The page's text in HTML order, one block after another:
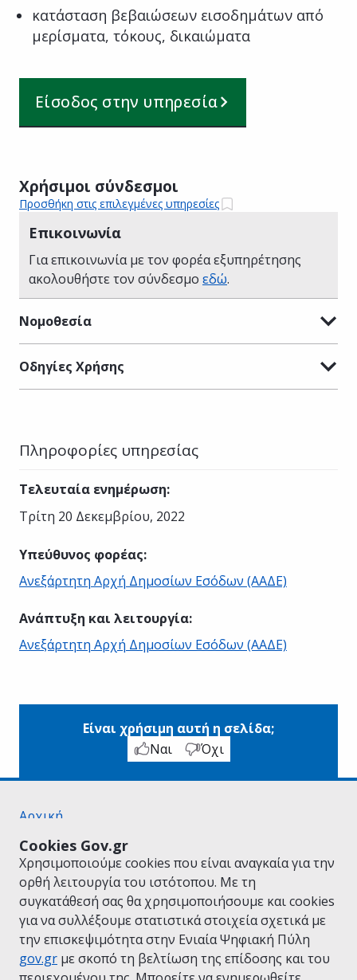
Cookies Gov.gr
Χρησιμοποιούμε cookies που είναι αναγκαία για την
ορθή λειτουργία του ιστότοπου. Με τη
συγκατάθεσή σας θα χρησιμοποιήσουμε και cookies
για να συλλέξουμε στατιστικά στοιχεία σχετικά με
την επισκεψιμότητα στην Ενιαία Ψηφιακή Πύλη
gov.gr με σκοπό τη βελτίωση της επίδοσης και του
κατάσταση βεβαιώσεων εισοδημάτων από
μερίσματα, τόκους, δικαιώματα
Είσοδος στην υπηρεσία
Χρήσιμοι σύνδεσμοι
Προσθήκη στις επιλεγμένες υπηρεσίες
Επικοινωνία
Για επικοινωνία με τον φορέα εξυπηρέτησης
ακολουθήστε τον σύνδεσμο εδώ.
Νομοθεσία
Οδηγίες Χρήσης
Πληροφορίες υπηρεσίας
Τελευταία ενημέρωση:
Τρίτη 20 Δεκεμβρίου, 2022
Υπεύθυνος φορέας:
Ανεξάρτητη Αρχή Δημοσίων Εσόδων (ΑΑΔΕ)
Ανάπτυξη και λειτουργία:
Ανεξάρτητη Αρχή Δημοσίων Εσόδων (ΑΑΔΕ)
Είναι χρήσιμη αυτή η σελίδα;
Ναι
Όχι
Αρχική
Όροι Χρήσης
Πολιτική Απορρήτου
Δήλωση προσβασιμότητας
Πολιτική cookies
Προτάσεις για το gov.gr
Υλοποίηση από το Υπουργείο Ψηφιακής
Διακυβέρνησης